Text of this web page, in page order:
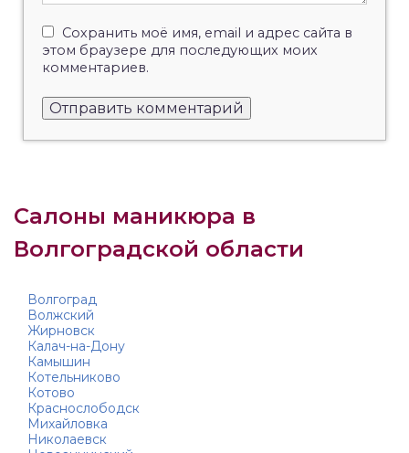
Сохранить моё имя, email и адрес сайта в
этом браузере для последующих моих
комментариев.
Салоны маникюра в
Волгоградской области
Волгоград
Волжский
Жирновск
Калач-на-Дону
Камышин
Котельниково
Котово
Краснослободск
Михайловка
Николаевск